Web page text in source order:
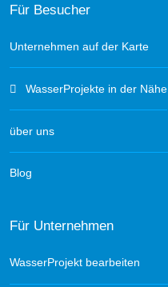
Für Besucher
Unternehmen auf der Karte
WasserProjekte in der Nähe
über uns
Blog
Für Unternehmen
WasserProjekt bearbeiten